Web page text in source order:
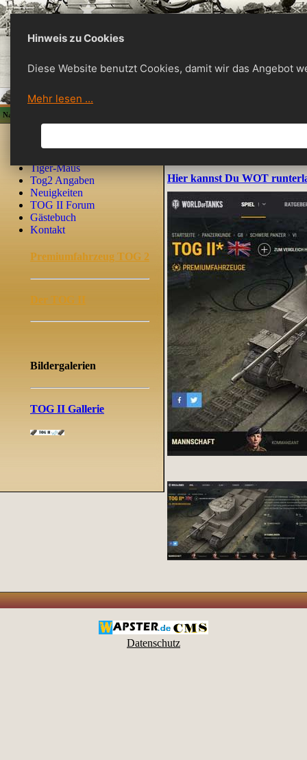
Navigation
Tiger-Maus
Tog2 Angaben
Neuigkeiten
TOG II Forum
Gästebuch
Kontakt
Premiumfahrzeug TOG 2
Der TOG II
Bildergalerien
TOG II Gallerie
Hier kannst Du WOT
Datenschutz
Hinweis zu Cookies
Diese Website benutzt Cookies, damit wir das Angebot
Mehr lesen ...